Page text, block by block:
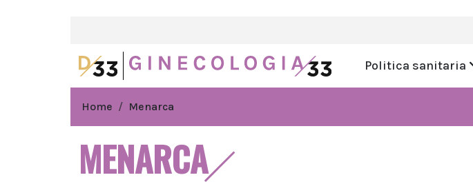
Politica sanitaria
Home Menarca
MENARCA